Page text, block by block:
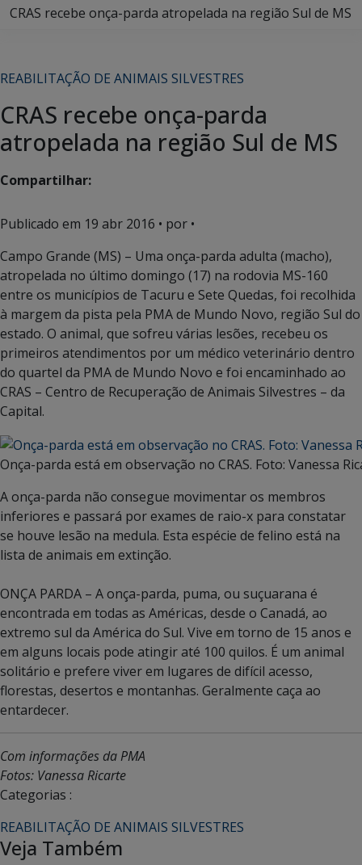
CRAS recebe onça-parda atropelada na região Sul de MS
REABILITAÇÃO DE ANIMAIS SILVESTRES
CRAS recebe onça-parda
atropelada na região Sul de MS
Compartilhar:
Publicado em 19 abr 2016 • por •
Campo Grande (MS) – Uma onça-parda adulta (macho),
atropelada no último domingo (17) na rodovia MS-160
entre os municípios de Tacuru e Sete Quedas, foi recolhida
à margem da pista pela PMA de Mundo Novo, região Sul do
estado. O animal, que sofreu várias lesões, recebeu os
primeiros atendimentos por um médico veterinário dentro
do quartel da PMA de Mundo Novo e foi encaminhado ao
CRAS – Centro de Recuperação de Animais Silvestres – da
Capital.
Onça-parda está em observação no CRAS. Foto: Vanessa
A onça-parda não consegue movimentar os membros
inferiores e passará por exames de raio-x para constatar
se houve lesão na medula. Esta espécie de felino está na
lista de animais em extinção.
ONÇA PARDA – A onça-parda, puma, ou suçuarana é
encontrada em todas as Américas, desde o Canadá, ao
extremo sul da América do Sul. Vive em torno de 15 anos e
em alguns locais pode atingir até 100 quilos. É um animal
solitário e prefere viver em lugares de difícil acesso,
florestas, desertos e montanhas. Geralmente caça ao
entardecer.
Com informações da PMA
Fotos: Vanessa Ricarte
Categorias :
REABILITAÇÃO DE ANIMAIS SILVESTRES
Veja Também